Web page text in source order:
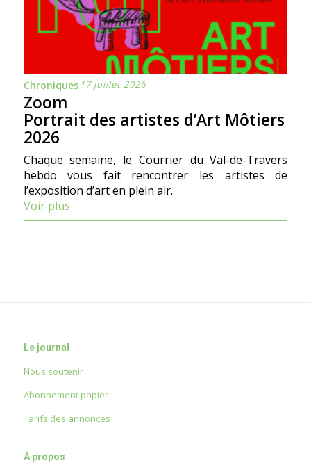
Chroniques 17 juillet 2026
Zoom
Portrait des artistes d’Art Môtiers
2026
Chaque semaine, le Courrier du Val-de-Travers
hebdo vous fait rencontrer les artistes de
l’exposition d’art en plein air.
Voir plus
Le journal
Nous soutenir
Abonnement papier
Tarifs des annonces
À propos